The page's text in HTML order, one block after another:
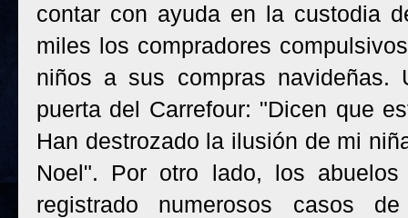
contar con ayuda en la custodia
miles los compradores
niños a sus compras
puerta del Carrefour: "Dicen que
Han destrozado la ilusión de mi
Noel". Por otro lado, los
registrado numerosos casos